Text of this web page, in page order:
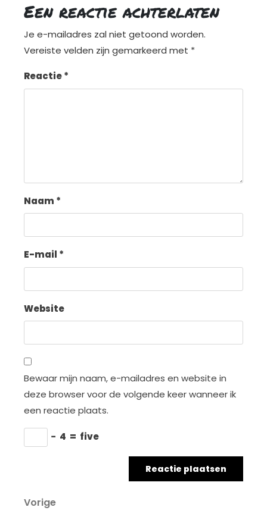
Een reactie achterlaten
Je e-mailadres zal niet getoond worden.
Vereiste velden zijn gemarkeerd met *
Reactie*
Naam *
E-mail *
Website
Bewaar mijn naam, e-mailadres en website in
deze browser voor de volgende keer wanneer ik
een reactie plaats.
− 4 = five
Berichtnavigatie
Vorig
Vorige